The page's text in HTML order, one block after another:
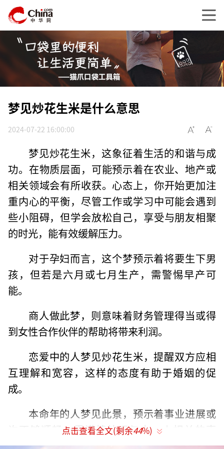
梦见炒花生米是什么意思
2024-07-22 16:00:00
梦见炒花生米，这象征着生活的和谐与成
功。在物质层面，可能预示着在农业、地产或
相关领域会有所收获。心态上，你开始更加注
重内心的平衡，尽管工作或学习中可能会遇到
些小阻碍，但学会放松自己，享受与朋友相聚
的时光，能有效缓解压力。
对于孕妇而言，这个梦预示着将要生下男
孩，但若是六月或七月生产，需警惕早产可
能。
商人做此梦，则意味着财务管理得当或得
到女性合作伙伴的帮助将带来利润。
恋爱中的人梦见炒花生米，提醒双方应相
互理解和宽容，这样的态度有助于婚姻的促
成。
本命年的人梦见此景，预示着事业进展或
许不够顺畅，需谨慎处理与水、火相关的事
物，同时注意避免法律纠纷。
点击查看全文(剩余44%)